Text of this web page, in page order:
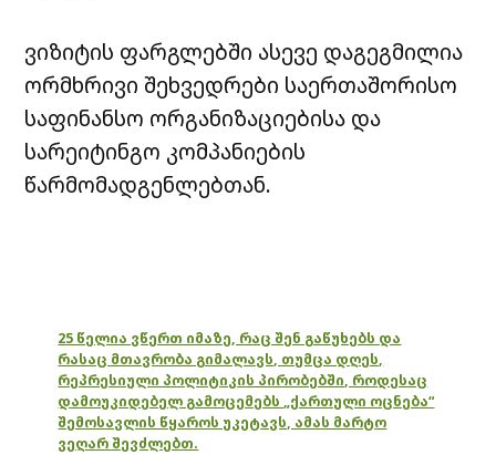
ვიზიტის ფარგლებში ასევე დაგეგმილია
ორმხრივი შეხვედრები საერთაშორისო
საფინანსო ორგანიზაციებისა და
სარეიტინგო კომპანიების
წარმომადგენლებთან.
25 წელია ვწერთ იმაზე, რაც შენ გაწუხებს და
რასაც მთავრობა გიმალავს, თუმცა დღეს,
რეპრესიული პოლიტიკის პირობებში, როდესაც
დამოუკიდებელ გამოცემებს „ქართული ოცნება“
შემოსავლის წყაროს უკეტავს, ამას მარტო
ვეღარ შევძლებთ.